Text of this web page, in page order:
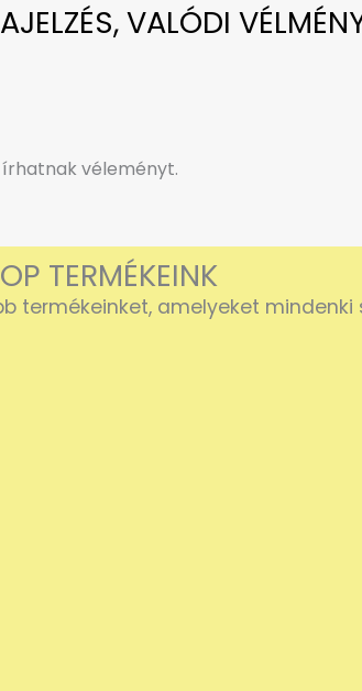
VALÓDI
véleményt.
TERMÉKEINK
termékeinket, amelyeket mindenki